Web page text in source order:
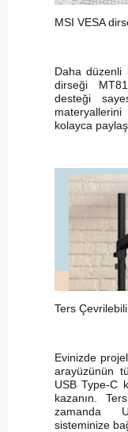
MSI VESA
Daha düzenli
dirseği
desteği
kolayca
Ters
Evinizde
arayüzünün
USB Type-C
kazanın.
zamanda
sisteminize